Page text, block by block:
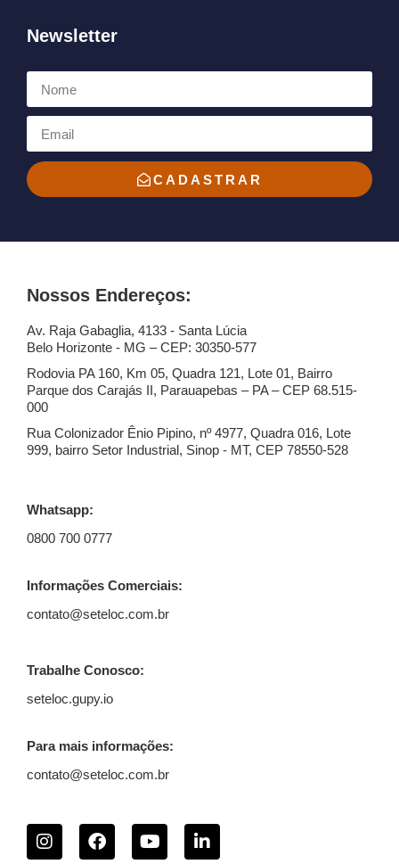
Nossos Endereços:
Av. Raja Gabaglia, 4133 - Santa Lúcia
Belo Horizonte - MG – CEP: 30350-577
Rodovia PA 160, Km 05, Quadra 121, Lote 01, Bairro
Parque dos Carajás II, Parauapebas – PA – CEP 68.515-
000
Rua Colonizador Ênio Pipino, nº 4977, Quadra 016, Lote
999, bairro Setor Industrial, Sinop - MT, CEP 78550-528
Whatsapp:
0800 700 0777
Informações Comerciais:
contato@seteloc.com.br
Trabalhe Conosco:
seteloc.gupy.io
Para mais informações:
contato@seteloc.com.br
Newsletter
CADASTRAR